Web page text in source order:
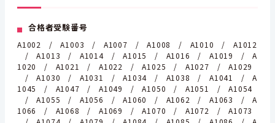
合格者受験番号
A1002 / A1003 / A1007 / A1008 / A1010 / A1012
/ A1013 / A1014 / A1015 / A1016 / A1019 / A
1020 / A1021 / A1022 / A1025 / A1027 / A1029
/ A1030 / A1031 / A1034 / A1038 / A1041 / A
1045 / A1047 / A1049 / A1050 / A1051 / A1054
/ A1055 / A1056 / A1060 / A1062 / A1063 / A
1066 / A1068 / A1069 / A1070 / A1072 / A1073